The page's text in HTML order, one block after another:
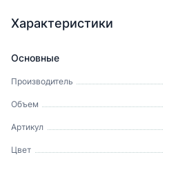
Характеристики
Основные
Производитель
Объем
Артикул
Цвет